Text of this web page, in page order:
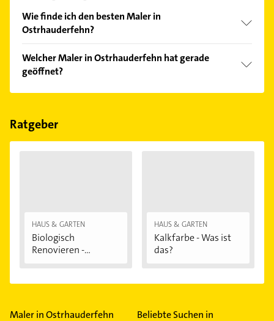
Wie finde ich den besten Maler in
Ostrhauderfehn?
Kundenmeinungen und profitieren Sie von den
Empfehlungen. Die Suchergebnisse können Sie sich
einfach nachBewertungensortiert anzeigen lassen.
Welcher Maler in Ostrhauderfehn hat gerade
geöffnet?
Im Anbieter-Bereich finden Sie alleÖffnungszeiten.
Feiertagen abweichen können.
Ratgeber
HAUS & GARTEN
Biologisch
Renovieren -
HAUS & GARTEN
Kalkfarbe - Was ist
das?
Maler in Ostrhauderfehn
Beliebte Suchen in